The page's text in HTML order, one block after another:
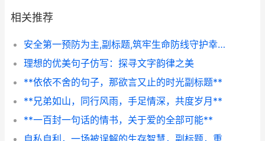
相关推荐
安全第一预防为主,副标题,筑牢生命防线守护幸福家园
理想的优美句子仿写：探寻文字韵律之美
**依依不舍的句子，那欲言又止的时光副标题**
**兄弟如山，同行风雨，手足情深，共度岁月**
**一百封一句话的情书，关于爱的全部可能**